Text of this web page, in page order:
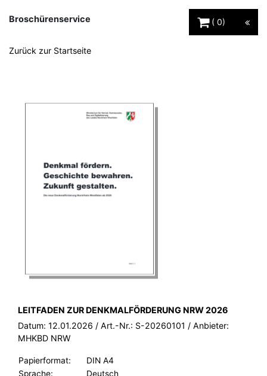
Broschürenservice
0
Zurück zur Startseite
BROSCHÜRE:
LEITFADEN ZUR DENKMALFÖRDERUNG NRW 2026
Datum: 12.01.2026 / Art.-Nr.: S-20260101 / Anbieter:
MHKBD NRW
Papierformat:
DIN A4
Sprache:
Deutsch